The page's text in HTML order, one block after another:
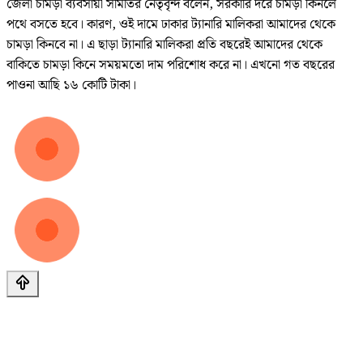
জেলা চামড়া ব্যবসায়ী সমিতির নেতৃবৃন্দ বলেন, সরকারি দরে চামড়া কিনলে
পথে বসতে হবে। কারণ, ওই দামে ঢাকার ট্যানারি মালিকরা আমাদের থেকে
চামড়া কিনবে না। এ ছাড়া ট্যানারি মালিকরা প্রতি বছরেই আমাদের থেকে
বাকিতে চামড়া কিনে সময়মতো দাম পরিশোধ করে না। এখনো গত বছরের
পাওনা আছি ১৬ কোটি টাকা।